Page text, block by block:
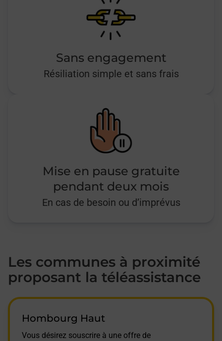
Sans engagement
Résiliation simple et sans frais
Mise en pause gratuite
pendant deux mois
En cas de besoin ou d’imprévus
Les communes à proximité
proposant la téléassistance
Hombourg Haut
Vous désirez souscrire à une offre de